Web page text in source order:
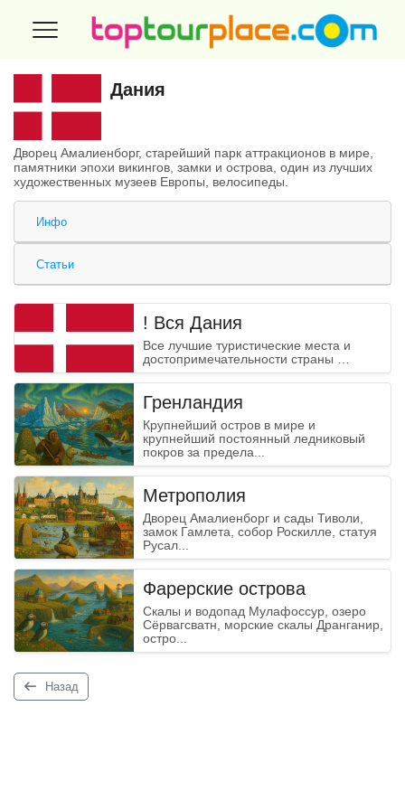
Дания
Дворец Амалиенборг, старейший парк аттракционов в мире,
памятники эпохи викингов, замки и острова, один из лучших
художественных музеев Европы, велосипеды.
Инфо
Статьи
! Вся Дания
Все лучшие туристические места и
достопримечательности страны …
Гренландия
Крупнейший остров в мире и
крупнейший постоянный ледниковый
покров за предела...
Метрополия
Дворец Амалиенборг и сады Тиволи,
замок Гамлета, собор Роскилле, статуя
Русал...
Фарерские острова
Скалы и водопад Мулафоссур, озеро
Сёрвагсватн, морские скалы Дранганир,
остро...
Назад